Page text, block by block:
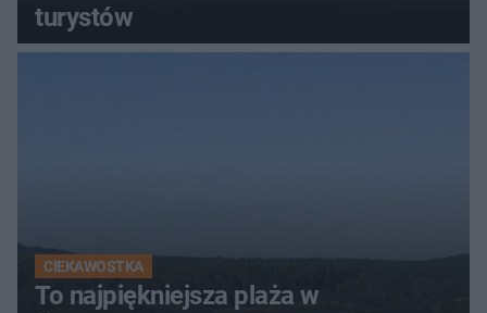
turystów
CIEKAWOSTKA
To najpiękniejsza plaża w